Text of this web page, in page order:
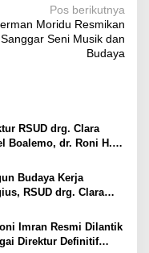
Pos berikutnya
Moridu Resmikan
Sanggar Seni Musik dan
Budaya
RSUD drg. Clara
Boalemo, dr. Roni H.
Penguatan Layanan
Budaya Kerja
RSUD drg. Clara
Baca Al-Qur’an bagi
Pegawai
Imran Resmi Dilantik
Direktur Definitif